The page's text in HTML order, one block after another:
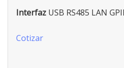
Interfaz USB RS485 LAN
Cotizar